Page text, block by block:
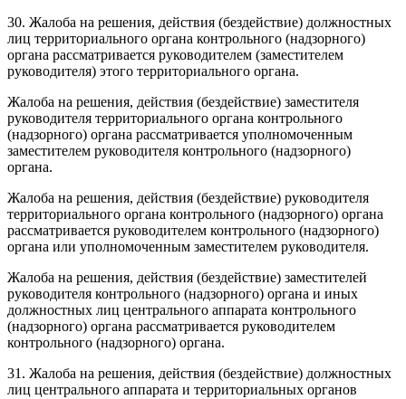
30. Жалоба на решения, действия (бездействие) должностных
лиц территориального органа контрольного (надзорного)
органа рассматривается руководителем (заместителем
руководителя) этого территориального органа.
Жалоба на решения, действия (бездействие) заместителя
руководителя территориального органа контрольного
(надзорного) органа рассматривается уполномоченным
заместителем руководителя контрольного (надзорного)
органа.
Жалоба на решения, действия (бездействие) руководителя
территориального органа контрольного (надзорного) органа
рассматривается руководителем контрольного (надзорного)
органа или уполномоченным заместителем руководителя.
Жалоба на решения, действия (бездействие) заместителей
руководителя контрольного (надзорного) органа и иных
должностных лиц центрального аппарата контрольного
(надзорного) органа рассматривается руководителем
контрольного (надзорного) органа.
31. Жалоба на решения, действия (бездействие) должностных
лиц центрального аппарата и территориальных органов